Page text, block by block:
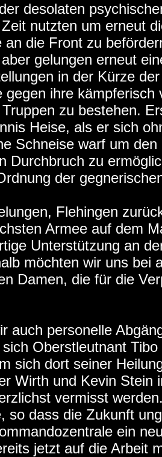
desolaten
nutzten um erneut
an die Front zu
gelungen erneut
in der Kürze
gegen ihre kämpferisch
zu bestehen.
Heise, als er sich
Schneise warf um
Durchbruch zu
der
Flehingen
Armee auf dem
Unterstützung an
möchten wir uns bei
Damen, die für die
auch personelle
Oberstleutnant
sich dort seiner
Wirth und Kevin Stein
vermisst
so dass die Zukunft
ein
jetzt auf die Arbeit